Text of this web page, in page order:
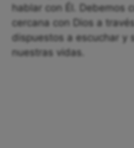
hablar con Él. Debemos
cercana con Dios a
dispuestos a escuchar y
nuestras vidas.